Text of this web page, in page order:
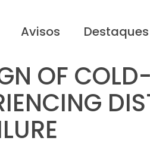
Avisos Destaques
OF